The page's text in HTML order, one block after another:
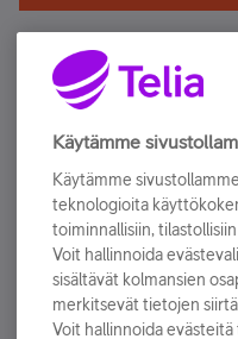
Älä jää paitsi –
Tilaa Telian uutiskirje
sähköpostiisi.
Tilaa nyt
Käytämme
Käytämme
teknologioita
toiminnallisiin,
Voit hallinnoida
sisältävät kolmansien
merkitsevät tietojen
Voit hallinnoida